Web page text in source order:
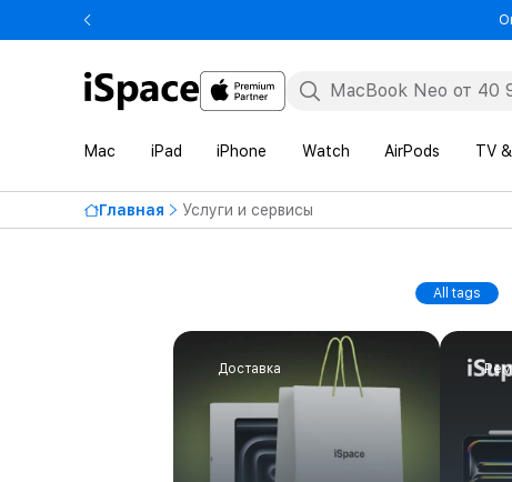
Mac iPad iPhone Watch AirPods TV
Главная Услуги и сервисы
All tags
Доставка